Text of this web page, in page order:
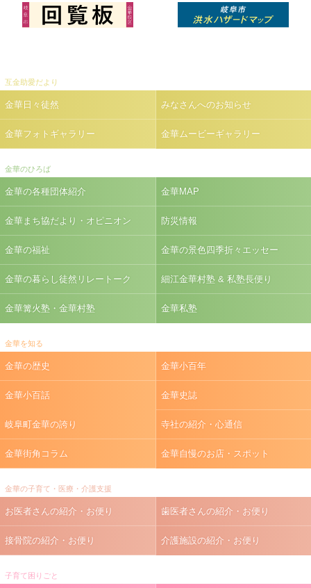
互金助愛だより
金華日々徒然 みなさんへのお知らせ
金華フォトギャラリー 金華ムービーギャラリー
金華のひろば
金華の各種団体紹介 金華MAP
金華まち協だより・オピニオン 防災情報
金華の福祉 金華の景色四季折々エッセー
金華の暮らし徒然リレートーク 細江金華村塾 & 私塾長便り
金華篝火塾・金華村塾 金華私塾
金華を知る
金華の歴史 金華小百年
金華小百話 金華史誌
岐阜町金華の誇り 寺社の紹介・心通信
金華街角コラム 金華自慢のお店・スポット
金華の子育て・医療・介護支援
お医者さんの紹介・お便り 歯医者さんの紹介・お便り
接骨院の紹介・お便り 介護施設の紹介・お便り
子育て困りごと